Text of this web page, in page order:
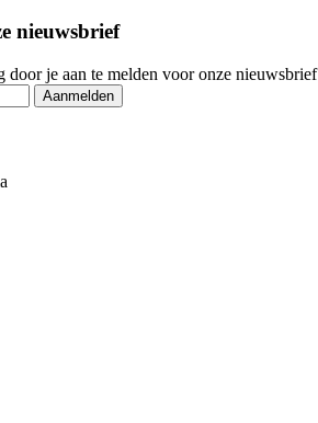
nieuwsbrief
door je aan te melden voor onze nieuwsbrief
Aanmelden